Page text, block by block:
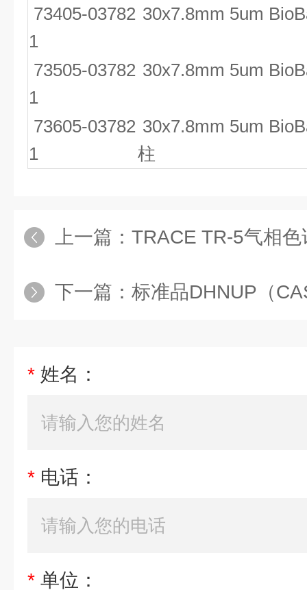
73405-03782
1
30x7.8mm 5um
73505-03782
1
30x7.8mm 5um
73605-03782
1
30x7.8mm 5um
柱
上一篇： TRACE TR-5气相
下一篇： 标准品DHNUP（
* 姓名：
* 电话：
* 单位：